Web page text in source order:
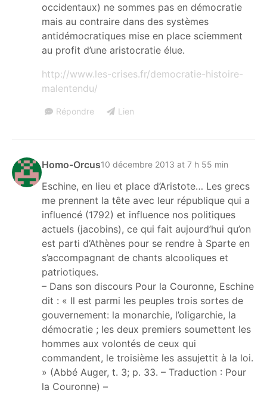
occidentaux) ne sommes pas en démocratie
mais au contraire dans des systèmes
antidémocratiques mise en place sciemment
au profit d’une aristocratie élue.
http://www.les-crises.fr/democratie-histoire-
malentendu/
Répondre Lien
Homo-Orcus10 décembre 2013 at 7 h 55 min
Eschine, en lieu et place d’Aristote… Les grecs
me prennent la tête avec leur république qui a
influencé (1792) et influence nos politiques
actuels (jacobins), ce qui fait aujourd’hui qu’on
est parti d’Athènes pour se rendre à Sparte en
s’accompagnant de chants alcooliques et
patriotiques.
– Dans son discours Pour la Couronne, Eschine
dit : « Il est parmi les peuples trois sortes de
gouvernement: la monarchie, l’oligarchie, la
démocratie ; les deux premiers soumettent les
hommes aux volontés de ceux qui
commandent, le troisième les assujettit à la loi.
» (Abbé Auger, t. 3; p. 33. – Traduction : Pour
la Couronne) –